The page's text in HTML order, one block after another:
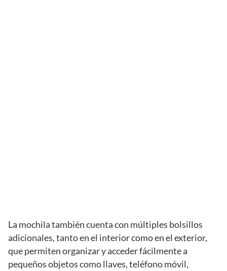
La mochila también cuenta con múltiples bolsillos
adicionales, tanto en el interior como en el exterior,
que permiten organizar y acceder fácilmente a
pequeños objetos como llaves, teléfono móvil,